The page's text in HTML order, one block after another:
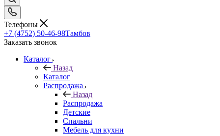
Телефоны
+7 (4752) 50-46-98Тамбов
Заказать звонок
Каталог
Назад
Каталог
Распродажа
Назад
Распродажа
Детские
Спальни
Мебель для кухни